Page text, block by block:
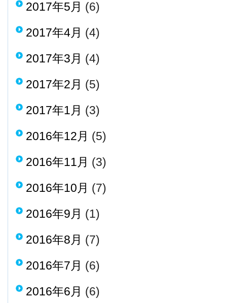
2017年5月 (6)
2017年4月 (4)
2017年3月 (4)
2017年2月 (5)
2017年1月 (3)
2016年12月 (5)
2016年11月 (3)
2016年10月 (7)
2016年9月 (1)
2016年8月 (7)
2016年7月 (6)
2016年6月 (6)